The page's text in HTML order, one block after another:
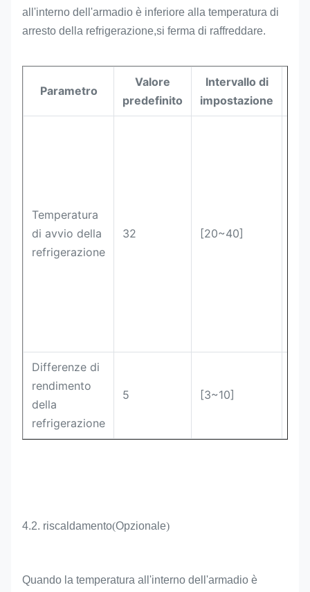
all'interno dell'armadio è inferiore alla temperatura di
arresto della refrigerazione,si ferma di raffreddare.
Parametro
Valore
predefinito
Intervallo di
impostazione
Temperatura
di avvio della
refrigerazione
32 [20~40]
Differenze di
rendimento
della
refrigerazione
5 [3~10]
4.2. riscaldamento(Opzionale)
Quando la temperatura all'interno dell'armadio è